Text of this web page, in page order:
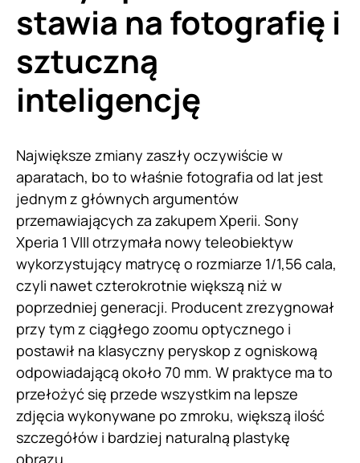
stawia na fotografię i
sztuczną
inteligencję
Największe zmiany zaszły oczywiście w
aparatach, bo to właśnie fotografia od lat jest
jednym z głównych argumentów
przemawiających za zakupem Xperii. Sony
Xperia 1 VIII otrzymała nowy teleobiektyw
wykorzystujący matrycę o rozmiarze 1/1,56 cala,
czyli nawet czterokrotnie większą niż w
poprzedniej generacji. Producent zrezygnował
przy tym z ciągłego zoomu optycznego i
postawił na klasyczny peryskop z ogniskową
odpowiadającą około 70 mm. W praktyce ma to
przełożyć się przede wszystkim na lepsze
zdjęcia wykonywane po zmroku, większą ilość
szczegółów i bardziej naturalną plastykę
obrazu.